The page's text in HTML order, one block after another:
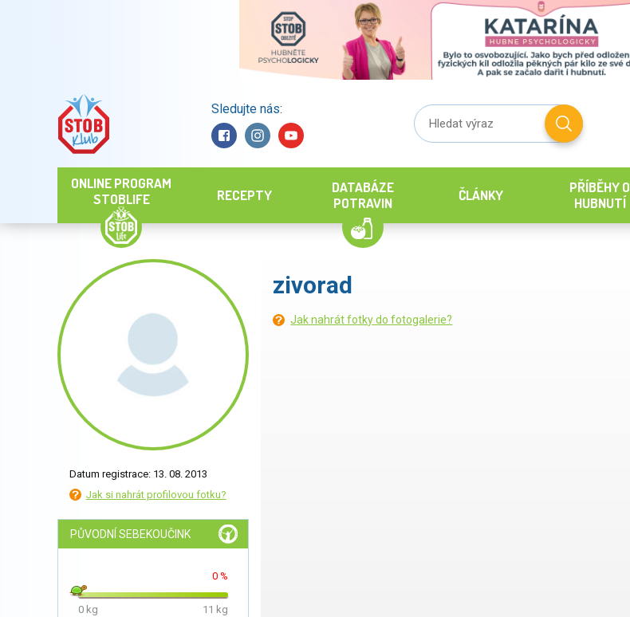
Sledujte nás:
ONLINE PROGRAM
STOBLIFE
RECEPTY
DATABÁZE
POTRAVIN
ČLÁNKY
PŘÍBĚHY O
HUBNUTÍ
Datum registrace: 13. 08. 2013
Jak si nahrát profilovou fotku?
PŮVODNÍ SEBEKOUČINK
0 %
0 kg
11 kg
zivorad
Jak nahrát fotky do fotogalerie?